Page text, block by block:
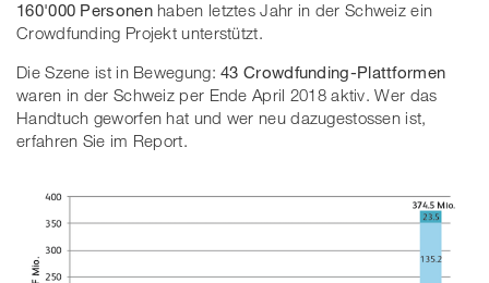
160'000 Personenhaben letztes Jahr in der Schweiz ein
Crowdfunding Projekt unterstützt.
Die Szene ist in Bewegung:43 Crowdfunding-Plattformen
waren in der Schweiz per Ende April 2018 aktiv. Wer das
Handtuch geworfen hat und wer neu dazugestossen ist,
erfahren Sie im Report.